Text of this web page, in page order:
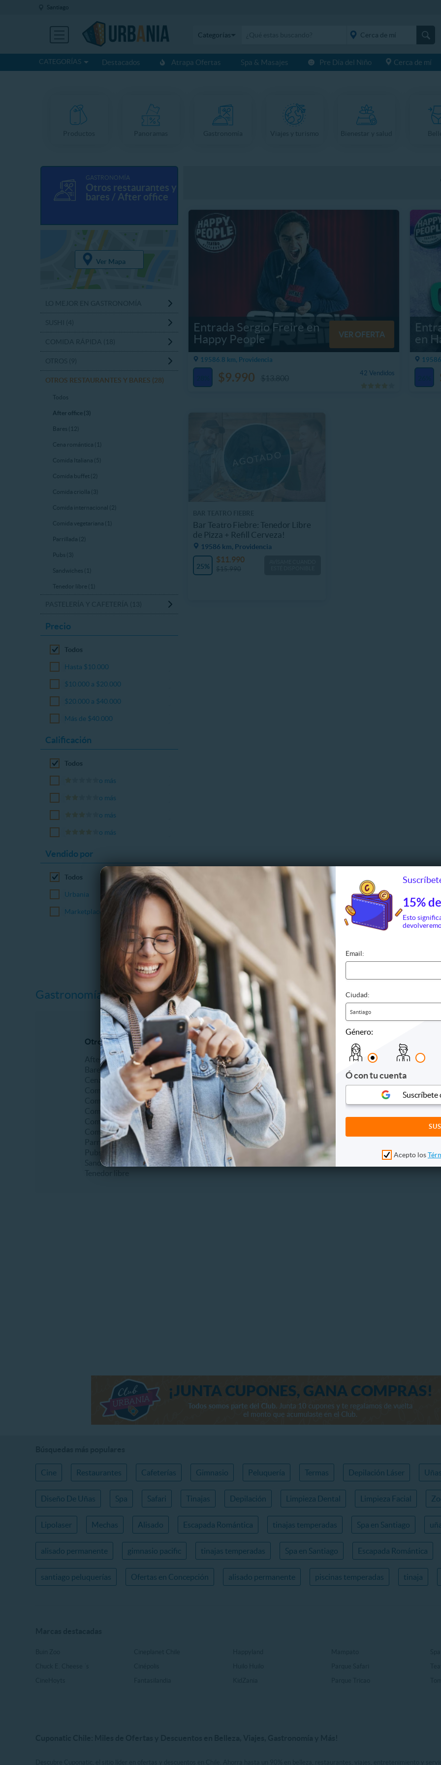
Santiago
CATEGORÍAS
Categorías
placeholder="Todo el
Destacados Atrapa Ofertas Spa & Masajes Pre Día del Niño Cerca de mí
15%
Esto
Email:
Ciudad:
Santiago
Género:
Ó con tu cuenta
Suscríbete
Acepto los
GASTRONOMÍA
Otros restaurantes y
bares / After office
Ver Mapa
OTROS RESTAURANTES Y BARES (28)
Todos
After office (3)
Bares (12)
Cena romántica (1)
Comida Italiana (5)
Comida buffet (2)
Comida criolla (3)
Comida internacional (2)
Comida vegetariana (1)
Parrillada (2)
Pubs (3)
Sandwiches (1)
Tenedor libre (1)
Precio
Todos
Hasta $10.000
$10.000 a $20.000
$20.000 a $40.000
Más de $40.000
Calificación
Todos
o más
o más
o más
o más
Vendido por
Todos
Urbania
Marketplace
Entrada Sergio Freire en
Happy People
VER OFERTA
19586.8 km, Providencia
42 Vendidos
$9.990
en
Bar Teatro Fiebre: Tenedor Libre
de Pizza + Refill Cerveza!
19586 km, Providencia
25%
$11.990
Gastronomía
Otros restaurantes y bares
After office
Bares
Cena romántica
Comida Italiana
Comida buffet
Comida criolla
Comida internacional
Comida vegetariana
Parrillada
Sandwiches
Pastelería y Cafetería
Desayunos
Heladerías
Onces
Postres
Tortas y pasteles
Sushi
Cine Restaurantes Cafeterías Gimnasio Peluquería Termas Depilación Láser Uñas
Diseño De Uñas Spa Safari Tinajas Depilación Limpieza Dental Limpieza Facial
Lipolaser Mechas Alisado Escapada Romántica tinajas temperadas Spa en Santiago
alisado permanente gimnasio pacific tinajas temperadas Spa en Santiago Escapada Romántica
santiago peluquerías Ofertas en Concepción alisado permanente piscinas temperadas tinaja